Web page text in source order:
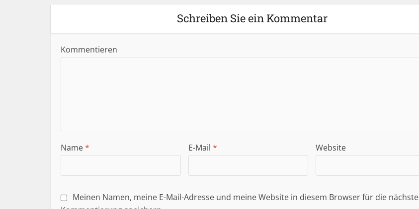
Schreiben Sie ein Kommentar
Kommentieren
Name* E-Mail * Website
Meinen Namen, meine E-Mail-Adresse und meine Website in diesem Browser für die nächste